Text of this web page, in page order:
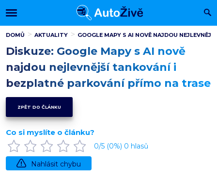
DOMŮ AKTUALITY GOOGLE MAPY S AI NOVĚ NAJDOU
Diskuze: Google Mapy s AI nově
najdou nejlevnější tankování i
bezplatné parkování přímo na trase
ZPĚT DO ČLÁNKU
Co si myslíte o článku?
0/5 (0%) 0 hlasů
Nahlásit chybu